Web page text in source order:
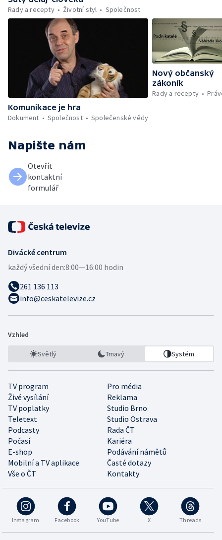
Rady a recepty
Životní styl Společnost
Komunikace je hra
Dokument
Společnost Společenské vědy
Nový občanský
zákoník
Rady a recepty
Napište nám
Otevřít
kontaktní
formulář
Divácké centrum
každý všední den:8:00—16:00 hodin
261 136 113
info@ceskatelevize.cz
Vzhled
Světlý Tmavý Systém
TV program
Pro média
Živé vysílání
Reklama
TV poplatky
Studio Brno
Teletext
Studio Ostrava
Podcasty
Rada ČT
Počasí
Kariéra
E-shop
Podávání námětů
Mobilní a TV aplikace
Časté dotazy
Vše o ČT
Kontakty
Instagram Facebook YouTube X Threads